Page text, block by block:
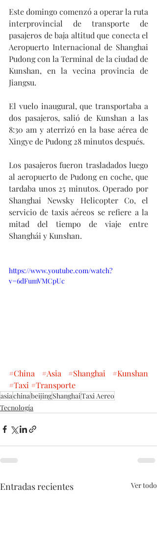
Este domingo comenzó a operar la ruta
interprovincial de transporte de
pasajeros de baja altitud que conecta el
Aeropuerto Internacional de Shanghai
Pudong con la Terminal de la ciudad de
Kunshan, en la vecina provincia de
Jiangsu.
El vuelo inaugural, que transportaba a
dos pasajeros, salió de Kunshan a las
8:30 am y aterrizó en la base aérea de
Xingye de Pudong 28 minutos después.
Los pasajeros fueron trasladados luego
al aeropuerto de Pudong en coche, que
tardaba unos 25 minutos. Operado por
Shanghai Newsky Helicopter Co, el
servicio de taxis aéreos se refiere a la
mitad del tiempo de viaje entre
Shanghái y Kunshan.
https://www.youtube.com/watch?
v=6dFumVMCpUc
#China #Asia #Shanghai
#Kunshan
#Taxi #Transporte
asiachinabeijingShanghaiTaxi Aereo
Tecnología
Entradas recientes Ver todo